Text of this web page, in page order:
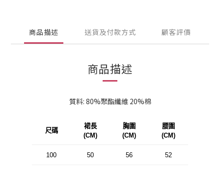
商品描述 送貨及付款方式 顧客評價
商品描述
質料: 80%聚酯纖維 20%棉
尺碼
裙長
(CM)
胸圍
(CM)
腰圍
(CM)
100 50 56 52